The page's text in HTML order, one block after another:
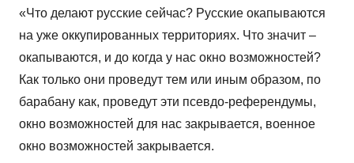
«Что делают русские сейчас? Русские окапываются
на уже оккупированных территориях. Что значит –
окапываются, и до когда у нас окно возможностей?
Как только они проведут тем или иным образом, по
барабану как, проведут эти псевдо-референдумы,
окно возможностей для нас закрывается, военное
окно возможностей закрывается.